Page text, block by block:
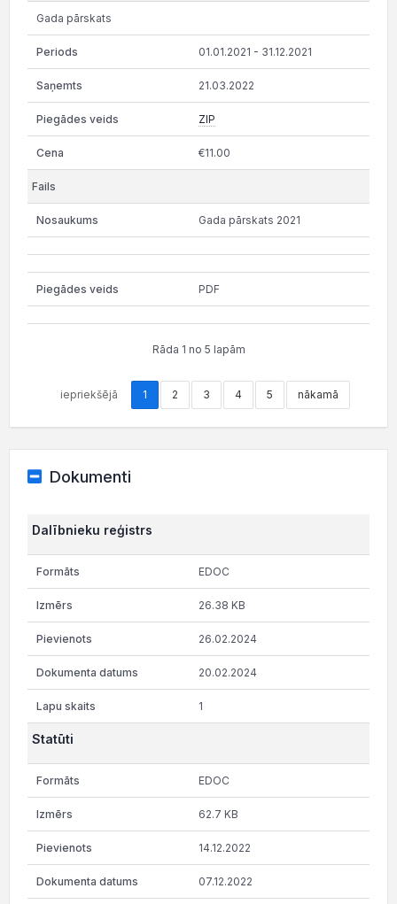
Gada pārskats
01.01.2021 - 31.12.2021
21.03.2022
ZIP
€11.00
Gada pārskats 2021
PDF
Rāda 1 no 5 lapām
iepriekšējā 1 2 3 4 5 nākamā
Dokumenti
Dalībnieku reģistrs
EDOC
26.38 KB
26.02.2024
20.02.2024
1
Statūti
EDOC
62.7 KB
14.12.2022
07.12.2022